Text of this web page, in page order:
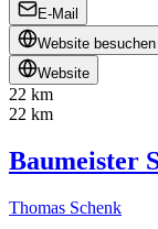
E-Mail
Website besuchen
Website
22 km
22 km
Baumeister
Thomas Schenk